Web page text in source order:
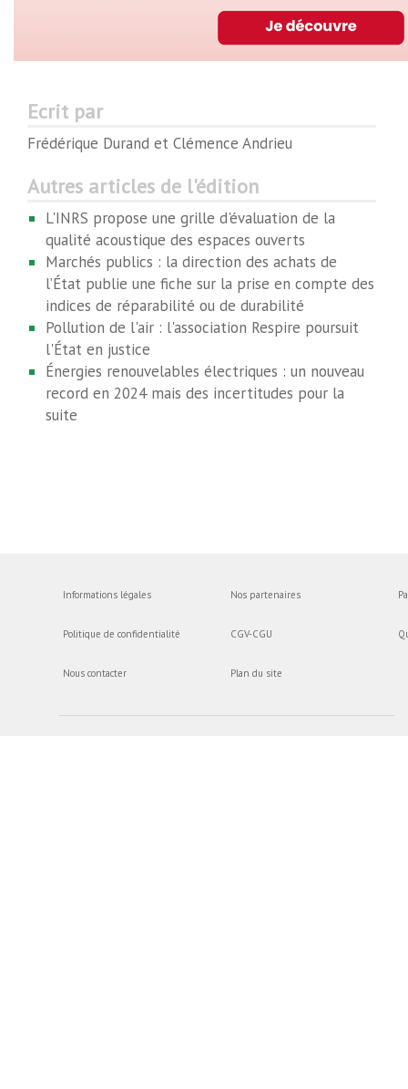
Ecrit par
Frédérique Durand et Clémence Andrieu
Autres articles de l'édition
L'INRS propose une grille d'évaluation de la
qualité acoustique des espaces ouverts
Marchés publics : la direction des achats de
l’État publie une fiche sur la prise en compte des
indices de réparabilité ou de durabilité
Pollution de l'air : l'association Respire poursuit
l'État en justice
Énergies renouvelables électriques : un nouveau
record en 2024 mais des incertitudes pour la
suite
Informations légales
Politique de confidentialité
Nous contacter
Nos partenaires
CGV-CGU
Plan du site